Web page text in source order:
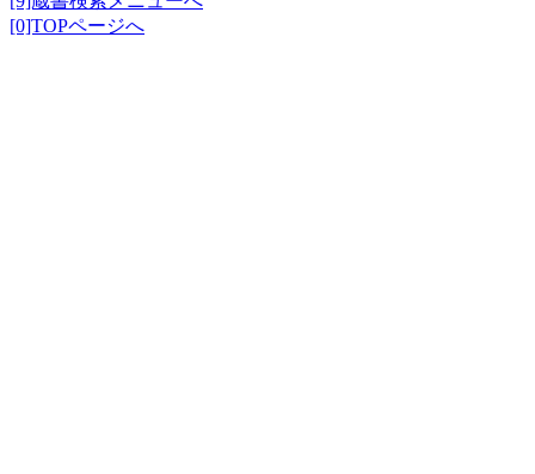
[0]TOPページへ